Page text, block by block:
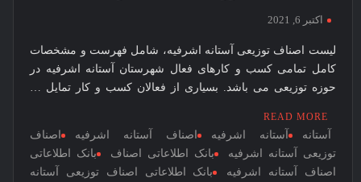
اکتبر 6, 2021
لیست اصناف توزیعی آستانه اشرفیه، شامل فهرست و مشخصات
کامل تمامی کسب و کارهای فعال شهرستان آستانه اشرفیه در
حوزه توزیعی می باشد. بسیاری از فعالان کسب و کار تمایل …
READ MORE
آستانه آستانه اشرفیه اصناف آستانه اشرفیه
اصناف
توزیعی آستانه اشرفیه
بانک اطلاعاتی اصناف
بانک اطلاعاتی
اصناف آستانه اشرفیه
بانک اطلاعاتی اصناف توزیعی آستانه